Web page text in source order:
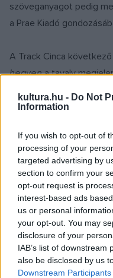
kultura.hu - Do Not
Information
If you wish to opt-out of
processing of your
targeted advertising by
section to confirm your
opt-out request is
interest-based ads
us or personal
your opt-out. You may
disclosure of your
IAB’s list of
also be disclosed by us
Downstream Participants
szöveganyagot pedig
a Prae Kiadó
A Track Cinca
hegyena tavaly
dalsorban az erősen
képest merész zene
túlnyúlva keményebb
szerzői munka során.
következetességgel,
Gergellyel a dalt.
Tarts velünk,